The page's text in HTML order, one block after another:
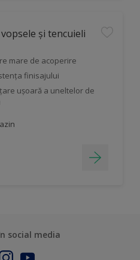
și tencuieli
mare de acoperire
finisajului
uşoară a uneltelor de
social media